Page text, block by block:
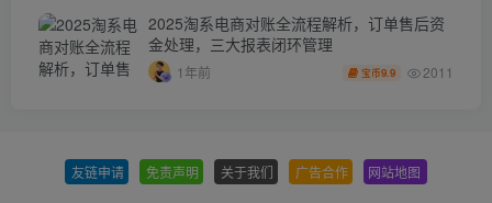
2025淘系电商对账全流程解析，订单售后资
金处理，三大报表闭环管理
1年前 宝币9.9 2011
友链申请 免责声明 关于我们 广告合作 网站地图